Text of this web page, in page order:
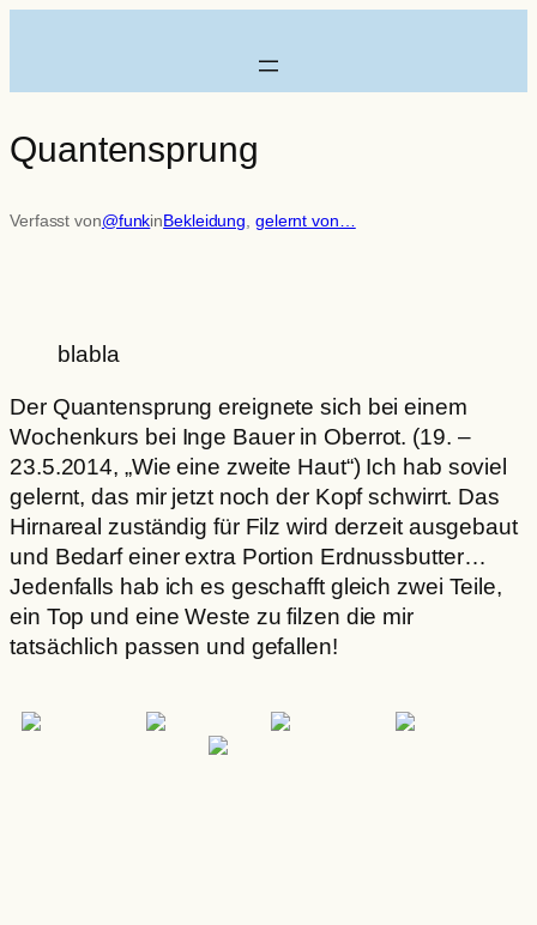
Quantensprung
Verfasst von@funkinBekleidung, gelernt von…
blabla
Der Quantensprung ereignete sich bei einem
Wochenkurs bei Inge Bauer in Oberrot. (19. –
23.5.2014, „Wie eine zweite Haut“) Ich hab soviel
gelernt, das mir jetzt noch der Kopf schwirrt. Das
Hirnareal zuständig für Filz wird derzeit ausgebaut
und Bedarf einer extra Portion Erdnussbutter…
Jedenfalls hab ich es geschafft gleich zwei Teile,
ein Top und eine Weste zu filzen die mir
tatsächlich passen und gefallen!